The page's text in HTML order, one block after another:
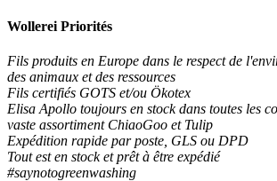
Wollerei Priorités
Fils produits en Europe dans le respect de
des animaux et des ressources
Fils certifiés GOTS et/ou Ökotex
Elisa Apollo toujours en stock dans toutes les
vaste assortiment ChiaoGoo et Tulip
Expédition rapide par poste, GLS ou DPD
Tout est en stock et prêt à être expédié
#saynotogreenwashing